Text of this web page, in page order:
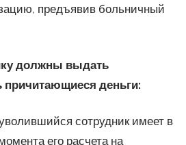
предъявив больничный
должны выдать
деньги:
сотрудник имеет в
его расчета на